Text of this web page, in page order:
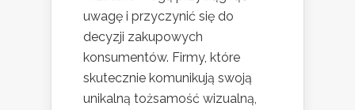
uwagę i przyczynić się do
decyzji zakupowych
konsumentów. Firmy, które
skutecznie komunikują swoją
unikalną tożsamość wizualną,